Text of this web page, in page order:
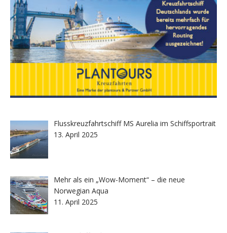
Flusskreuzfahrtschiff MS Aurelia im Schiffsportrait
13. April 2025
Mehr als ein „Wow-Moment“ – die neue
Norwegian Aqua
11. April 2025